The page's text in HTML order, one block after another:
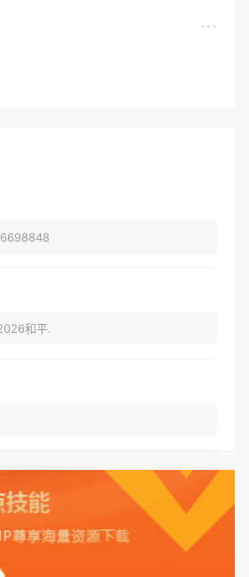
和平.